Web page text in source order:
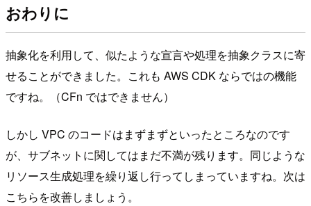
おわりに
抽象化を利用して、似たような宣言や処理を抽象クラスに寄
せることができました。これも AWS CDK ならではの機能
ですね。（CFn ではできません）
しかし VPC のコードはまずまずといったところなのです
が、サブネットに関してはまだ不満が残ります。同じような
リソース生成処理を繰り返し行ってしまっていますね。次は
こちらを改善しましょう。